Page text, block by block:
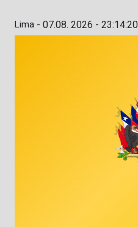
Lima - 07.08. 2026 - 23:14:21